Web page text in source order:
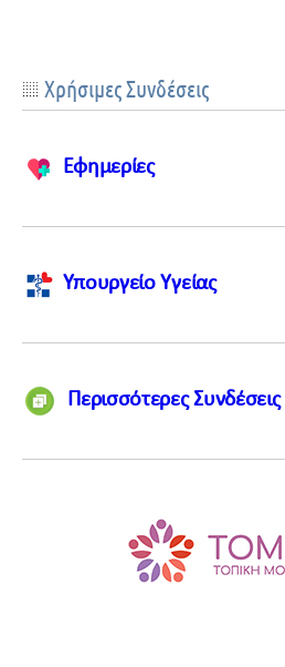
Xρήσιμες Συνδέσεις
Εφημερίες
Υπουργείο Υγείας
Περισσότερες Συνδέσεις